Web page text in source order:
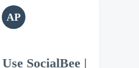
AP
SocialBee |